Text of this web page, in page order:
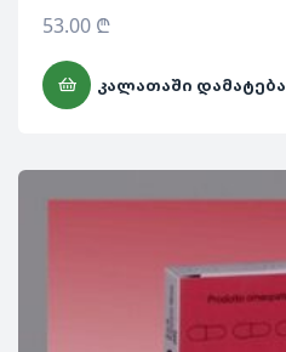
53.00 ₾
ᲙᲐᲚᲐᲗᲐᲨᲘ ᲓᲐᲛᲐᲢᲔᲑᲐ